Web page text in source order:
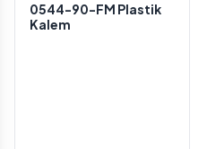
0544-90-FM Plastik
Kalem